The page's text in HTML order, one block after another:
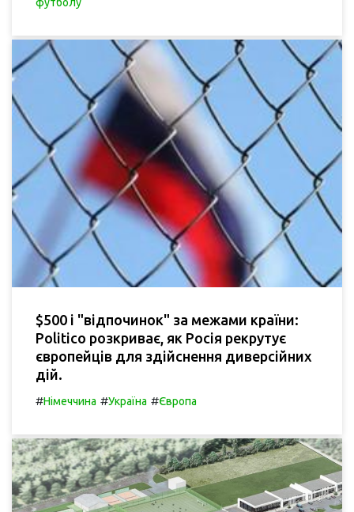
$500 і "відпочинок" за межами країни:
Politico розкриває, як Росія рекрутує
європейців для здійснення диверсійних
дій.
#Німеччина #Україна #Європа